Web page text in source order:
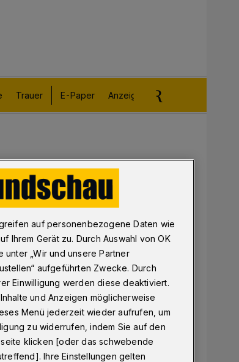
Trauer E-Paper Anzeigen aufgeben
auf personenbezogene Daten wie
Ihrem Gerät zu. Durch Auswahl von OK
„Wir und unsere Partner
aufgeführten Zwecke. Durch
Einwilligung werden diese deaktiviert.
und Anzeigen möglicherweise
Menü jederzeit wieder aufrufen, um
zu widerrufen, indem Sie auf den
klicken [oder das schwebende
Ihre Einstellungen gelten